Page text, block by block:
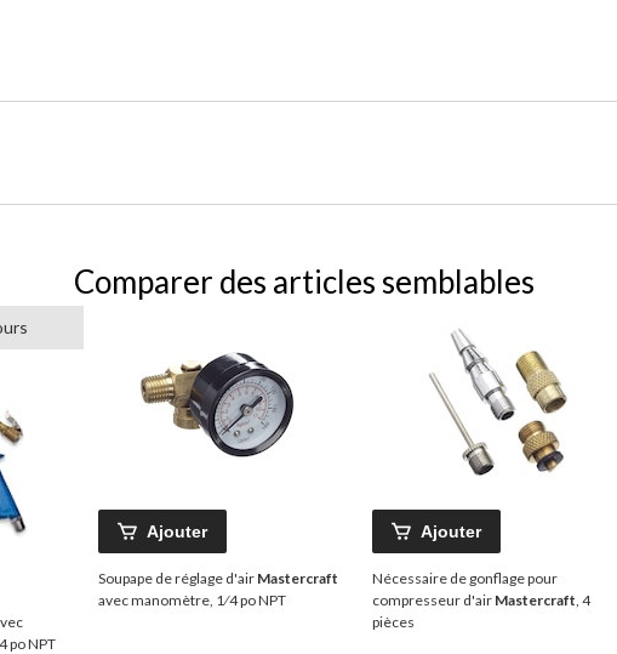
Comparer des articles semblables
4 po NPT
Ajouter
Soupape de réglage d'air Mastercraft
avec manomètre, 1⁄4 po NPT
Ajouter
Nécessaire de gonflage pour
compresseur d'air Mastercraft , 4
pièces